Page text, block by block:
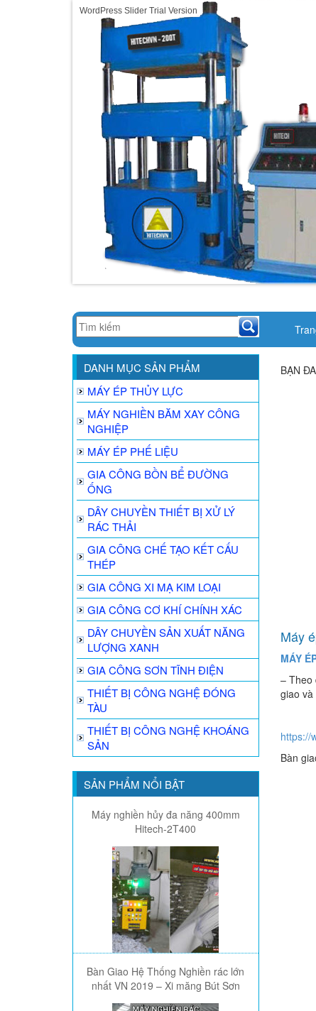
WordPress Slider Trial Version
DANH MỤC SẢN PHẨM
MÁY ÉP THỦY LỰC
MÁY NGHIỀN BĂM XAY CÔNG
NGHIỆP
MÁY ÉP PHẾ LIỆU
GIA CÔNG BỒN BỂ ĐƯỜNG
ỐNG
DÂY CHUYỀN THIẾT BỊ XỬ LÝ
RÁC THẢI
GIA CÔNG CHẾ TẠO KẾT CẤU
THÉP
GIA CÔNG XI MẠ KIM LOẠI
GIA CÔNG CƠ KHÍ CHÍNH XÁC
DÂY CHUYỀN SẢN XUẤT NĂNG
LƯỢNG XANH
GIA CÔNG SƠN TĨNH ĐIỆN
THIẾT BỊ CÔNG NGHỆ ĐÓNG
TÀU
THIẾT BỊ CÔNG NGHỆ KHOÁNG
SẢN
SẢN PHẨM NỔI BẬT
Máy nghiền hủy đa năng 400mm
Hitech-2T400
Bàn Giao Hệ Thống Nghiền rác lớn
nhất VN 2019 – Xi măng Bút Sơn
BẠN
Máy
MÁY
– Theo
giao
https://
Bàn